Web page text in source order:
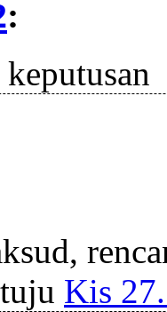
:
Kis